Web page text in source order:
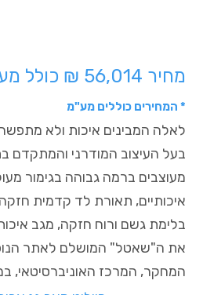
מחיר 56,014 ₪ כולל מע"מ
* המחירים כוללים מע"מ
לאלה המבינים איכות ולא
בעל העיצוב המודרני והמתקדם
מעוצבים ברמה גבוהה בגימור
איכותיים, תאורת לד קדמית
בלימת גשם ורוח חזקה, מגב
את ה"שאטל" המושלם לאתר
המחקר, המרכז האוניברסיטאי,